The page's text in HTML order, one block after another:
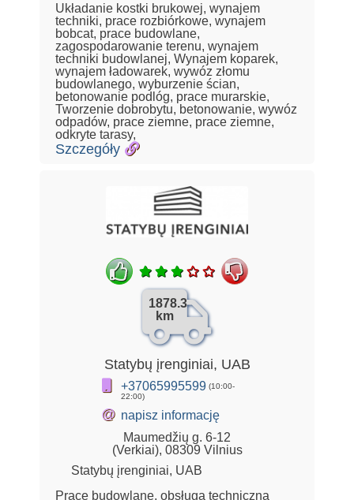
Układanie kostki brukowej, wynajem
techniki, prace rozbiórkowe, wynajem
bobcat, prace budowlane,
zagospodarowanie terenu, wynajem
techniki budowlanej, Wynajem koparek,
wynajem ładowarek, wywóz złomu
budowlanego, wyburzenie ścian,
betonowanie podlóg, prace murarskie,
Tworzenie dobrobytu, betonowanie, wywóz
odpadów, prace ziemne, prace ziemne,
odkryte tarasy,
Szczegóły
1878.3
km
Statybų įrenginiai, UAB
+37065995599 (10:00-
22:00)
@ napisz informację
Maumedžių g. 6-12
(Verkiai), 08309 Vilnius
Statybų įrenginiai, UAB
Prace budowlane, obsługa techniczna